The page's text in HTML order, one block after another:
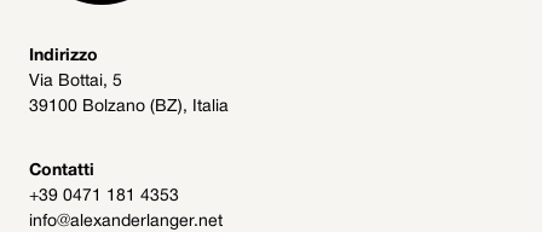
Indirizzo
Via Bottai, 5
39100 Bolzano (BZ), Italia
Contatti
+39 0471 181 4353
info@alexanderlanger.net